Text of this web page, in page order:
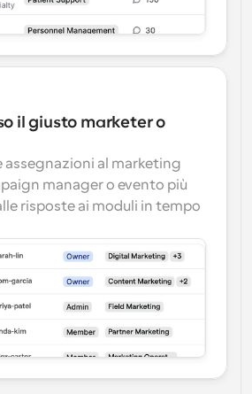
il giusto marketer o
assegnazioni al marketing
manager o evento più
risposte ai moduli in tempo